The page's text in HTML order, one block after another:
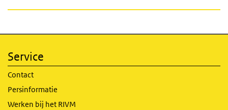
Service
Contact
Persinformatie
Werken bij het RIVM